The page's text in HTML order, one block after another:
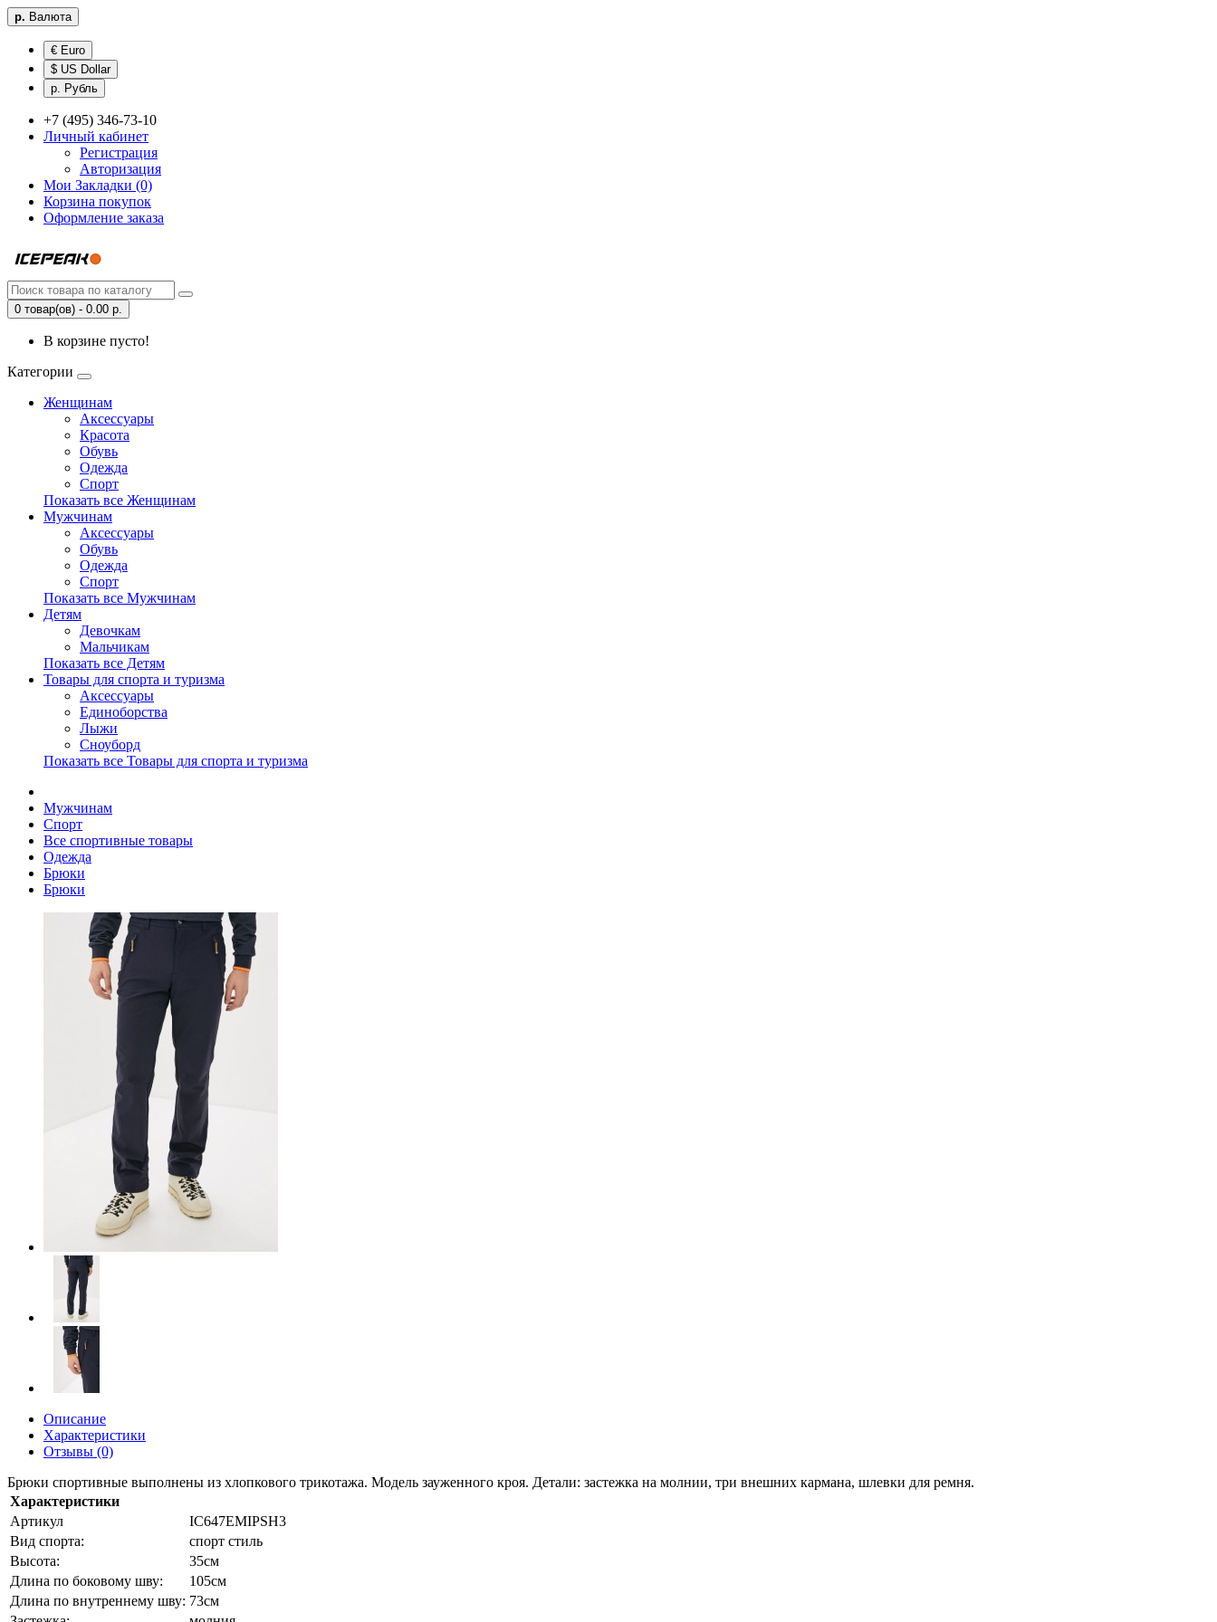
р. Валюта
€ Euro
$ US Dollar
р. Рубль
+7 (495) 346-73-10
Личный кабинет
Регистрация
Авторизация
Мои Закладки (0)
Корзина покупок
Оформление заказа
0 товар(ов) - 0.00 р.
В корзине пусто!
Категории
Женщинам
Аксессуары
Красота
Обувь
Одежда
Спорт
Показать все Женщинам
Мужчинам
Аксессуары
Обувь
Одежда
Спорт
Показать все Мужчинам
Детям
Девочкам
Мальчикам
Показать все Детям
Товары для спорта и туризма
Аксессуары
Единоборства
Лыжи
Сноуборд
Показать все Товары для спорта и туризма
Мужчинам
Спорт
Все спортивные товары
Одежда
Брюки
Брюки
Описание
Характеристики
Отзывы (0)
Брюки спортивные выполнены из хлопкового трикотажа. Модель зауженного кроя. Детали: застежка на молнии, три внешних кармана, шлевки для ремня.
Характеристики
Артикул
IC647EMIPSH3
Вид спорта:
спорт стиль
Высота:
35см
Длина по боковому шву:
105см
Длина по внутреннему шву: 73см